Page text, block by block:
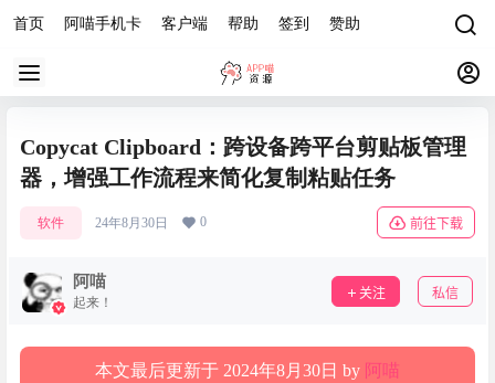
首页 阿喵手机卡 客户端 帮助 签到 赞助
Copycat Clipboard：跨设备跨平台剪贴板管理
器，增强工作流程来简化复制粘贴任务
软件 24年8月30日 0 前往下载
阿喵
起来！
关注 私信
本文最后更新于 2024年8月30日 by 阿喵